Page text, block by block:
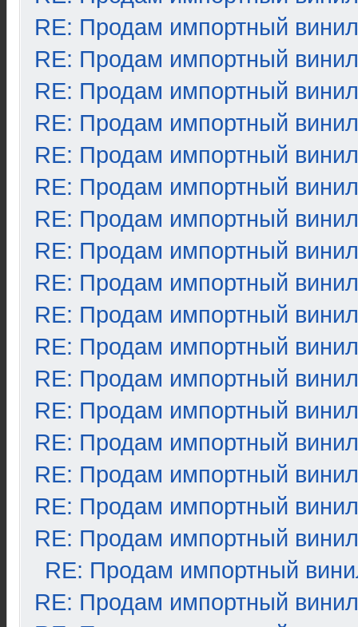
RE: Продам импортный винил
RE: Продам импортный винил
RE: Продам импортный винил
RE: Продам импортный винил
RE: Продам импортный винил
RE: Продам импортный винил
RE: Продам импортный винил
RE: Продам импортный винил
RE: Продам импортный винил
RE: Продам импортный винил
RE: Продам импортный винил
RE: Продам импортный винил
RE: Продам импортный винил
RE: Продам импортный винил
RE: Продам импортный винил
RE: Продам импортный винил
RE: Продам импортный винил
RE: Продам импортный
RE: Продам импортный винил